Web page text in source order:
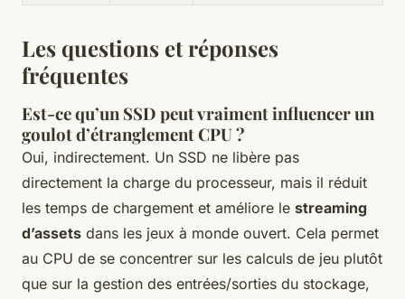
Les questions et réponses
fréquentes
Est-ce qu’un SSD peut vraiment influencer un
goulot d’étranglement CPU ?
Oui, indirectement. Un SSD ne libère pas
directement la charge du processeur, mais il réduit
les temps de chargement et améliore le streaming
d’assets dans les jeux à monde ouvert. Cela permet
au CPU de se concentrer sur les calculs de jeu plutôt
que sur la gestion des entrées/sorties du stockage,